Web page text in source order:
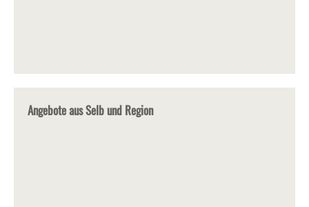
Angebote aus Selb und Region